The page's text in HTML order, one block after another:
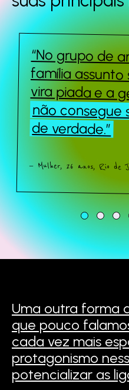
Queridos
Sobre
Fale
Baixe
“No grupo de
família assunto
vira piada e a
não consegue
de verdade.”
— Mulher, 26 anos, Rio de
Uma outra forma
que pouco
cada vez mais
protagonismo
potencializar as